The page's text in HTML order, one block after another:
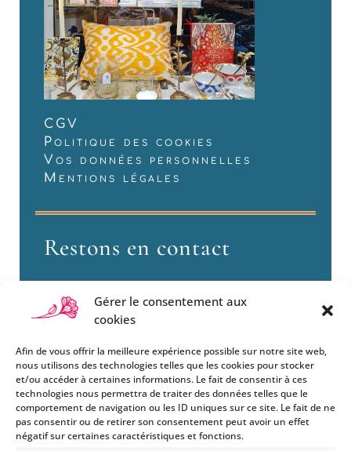
Gérer le consentement aux
cookies
Afin de vous offrir la meilleure expérience possible sur notre site web,
nous utilisons des technologies telles que les cookies pour stocker
et/ou accéder à certaines informations. Le fait de consentir à ces
technologies nous permettra de traiter des données telles que le
comportement de navigation ou les ID uniques sur ce site. Le fait de ne
pas consentir ou de retirer son consentement peut avoir un effet
négatif sur certaines caractéristiques et fonctions.
CGV
Politique des cookies
Vos données personnelles
Mentions légales
Restons en contact
Si vous souhaitez être informés
des nouveautés et évènements
que nous organisons